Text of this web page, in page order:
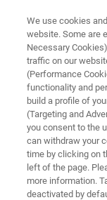
【第2回
ム～高速
分子の動
ブルカージャ
この度高速
We use cookies
website. Some are
Necessary
traffic on our
(Performance
functionality and
build a profile of
(Targeting and
you consent to the
can withdraw your
time by clicking on
left of the page.
more information.
deactivated by